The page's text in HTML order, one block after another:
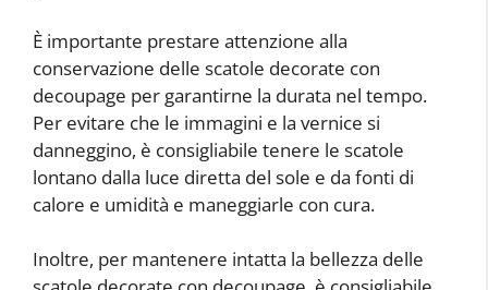
È importante prestare attenzione alla
conservazione delle scatole decorate con
decoupage per garantirne la durata nel tempo.
Per evitare che le immagini e la vernice si
danneggino, è consigliabile tenere le scatole
lontano dalla luce diretta del sole e da fonti di
calore e umidità e maneggiarle con cura.
Inoltre, per mantenere intatta la bellezza delle